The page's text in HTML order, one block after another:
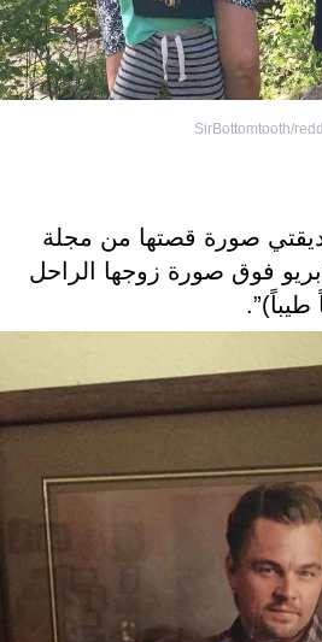
SirBottomtooth/
صورة قصتها من مجلة
فوق صورة زوجها الراحل